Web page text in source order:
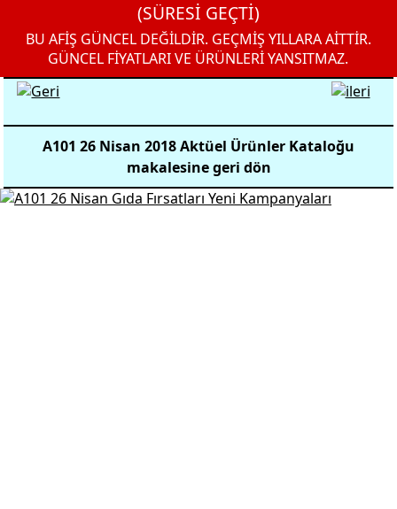
(SÜRESİ GEÇTİ)
BU AFİŞ GÜNCEL DEĞİLDİR. GEÇMİŞ YILLARA AİTTİR.
GÜNCEL FİYATLARI VE ÜRÜNLERİ YANSITMAZ.
A101 26 Nisan 2018 Aktüel Ürünler Kataloğu
makalesine geri dön